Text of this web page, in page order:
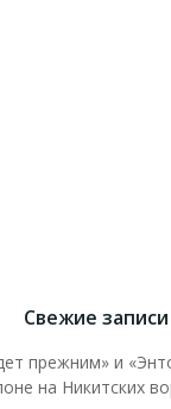
Свежие записи
прежним» и
на Никитских